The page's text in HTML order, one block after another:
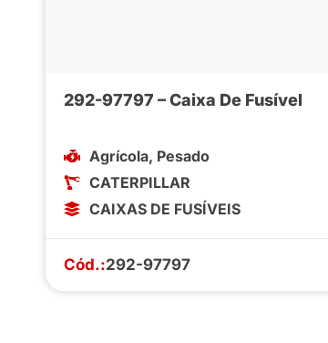
292-97797 – Caixa De Fusível
Agrícola, Pesado
CATERPILLAR
CAIXAS DE FUSÍVEIS
Cód.:292-97797